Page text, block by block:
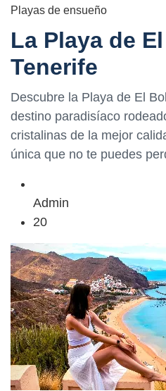
Playas de ensueño
La Playa de
Tenerife
Descubre la Playa de El
destino paradisíaco
cristalinas de la mejor
única que no te puedes
Admin
20